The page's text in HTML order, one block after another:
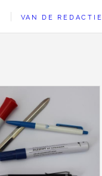
VAN DE REDACTIE